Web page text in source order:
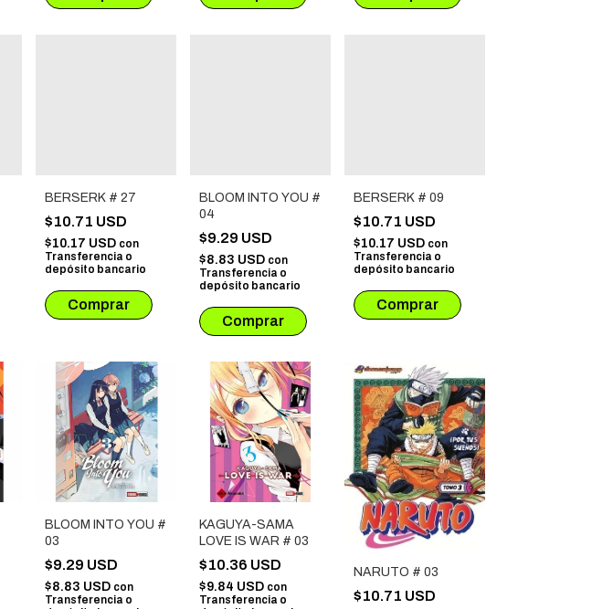
BERSERK # 27
$10.71 USD
$10.17 USD con
Transferencia o
depósito bancario
BLOOM INTO YOU #
04
$9.29 USD
$8.83 USD con
Transferencia o
depósito bancario
BERSERK # 09
$10.71 USD
$10.17 USD con
Transferencia o
depósito bancario
BLOOM INTO YOU #
03
$9.29 USD
$8.83 USD con
Transferencia o
KAGUYA-SAMA
LOVE IS WAR # 03
$10.36 USD
$9.84 USD con
Transferencia o
NARUTO # 03
$10.71 USD